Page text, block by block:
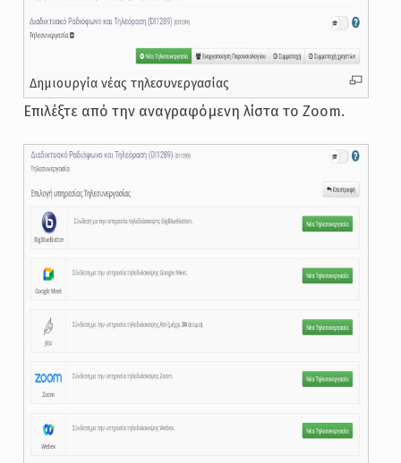
Δημιουργία νέας τηλεσυνεργασίας
Επιλέξτε από την αναγραφόμενη λίστα το Zoom.